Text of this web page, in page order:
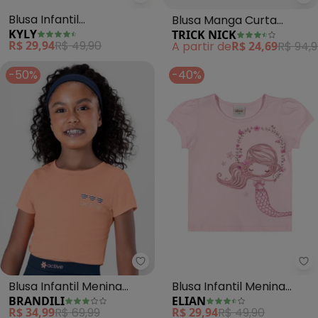
Blusa Infantil
Menina(Pink)
KYLY
R$ 29,94R$ 49,90
Blusa Manga Curta
Feminina (Rosa)
TRICK NICK
A partir deR$ 24,69R$
-50%
Blusa Infantil Menina
Active (Rosa)
BRANDILI
R$ 34,99R$ 69,99
-40%
Blusa Infantil Menina
Sereia (Rosa)
ELIAN
R$ 29,94R$ 49,90